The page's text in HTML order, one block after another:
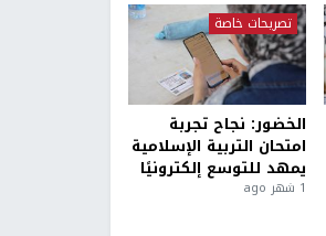
تصريحات خاصة
الخضور: نجاح تجربة
امتحان التربية الإسلامية
يمهد للتوسع إلكترونيًا
1 شهر ago